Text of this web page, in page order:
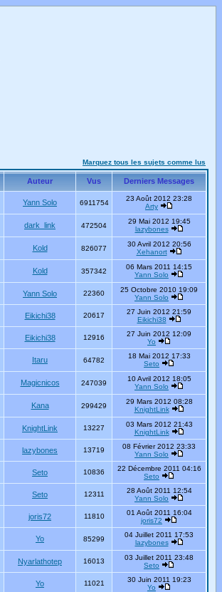
Marquez tous les sujets comme lus
Auteur Vus Derniers Messages
Yann Solo 6911754
23 Août 2012 23:28
Arty
dark_link 472504
29 Mai 2012 19:45
lazybones
Kold 826077
30 Avril 2012 20:56
Xehanort
Kold 357342
06 Mars 2011 14:15
Yann Solo
Yann Solo 22360
25 Octobre 2010 19:09
Yann Solo
Eikichi38 20617
27 Juin 2012 21:59
Eikichi38
Eikichi38 12916
27 Juin 2012 12:09
Yo
Itaru 64782
18 Mai 2012 17:33
Seto
Magicnicos 247039
10 Avril 2012 18:05
Yann Solo
Kana 299429
29 Mars 2012 08:28
KnightLink
KnightLink 13227
03 Mars 2012 21:43
KnightLink
lazybones 13719
08 Février 2012 23:33
Yann Solo
Seto 10836
22 Décembre 2011 04:16
Seto
Seto 12311
28 Août 2011 12:54
Yann Solo
joris72 11810
01 Août 2011 16:04
joris72
Yo 85299
04 Juillet 2011 17:53
lazybones
Nyarlathotep 16013
03 Juillet 2011 23:48
Seto
Yo 11021
30 Juin 2011 19:23
Yo